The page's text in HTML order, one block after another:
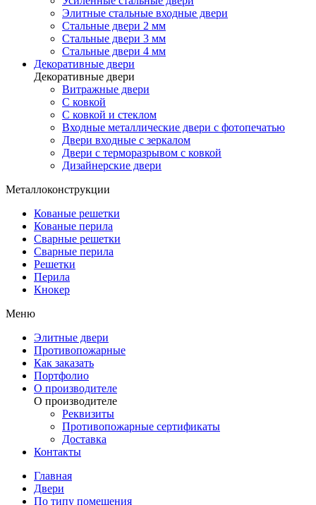
Элитные стальные входные двери
Стальные двери 2 мм
Стальные двери 3 мм
Стальные двери 4 мм
Декоративные двери
Декоративные двери
Витражные двери
С ковкой
С ковкой и стеклом
Входные металлические двери с фотопечатью
Двери входные с зеркалом
Двери с терморазрывом с ковкой
Дизайнерские двери
Металлоконструкции
Кованые решетки
Кованые перила
Сварные решетки
Сварные перила
Решетки
Перила
Кнокер
Меню
Элитные двери
Противопожарные
Как заказать
Портфолио
О производителе
О производителе
Реквизиты
Противопожарные сертификаты
Доставка
Контакты
Главная
Двери
По типу помещения